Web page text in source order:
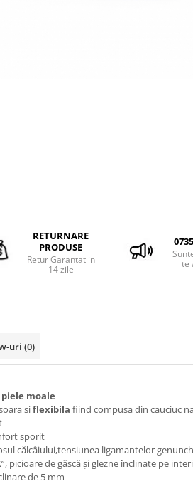
RETURNARE
PRODUSE
Retur Garantat in
14 zile
te
uri (0)
piele moale
siflexibila fiind compusa din cauciuc
sporit
călcâiului,tensiunea ligamantelor
picioare de găscă și glezne înclinate pe
de 5 mm